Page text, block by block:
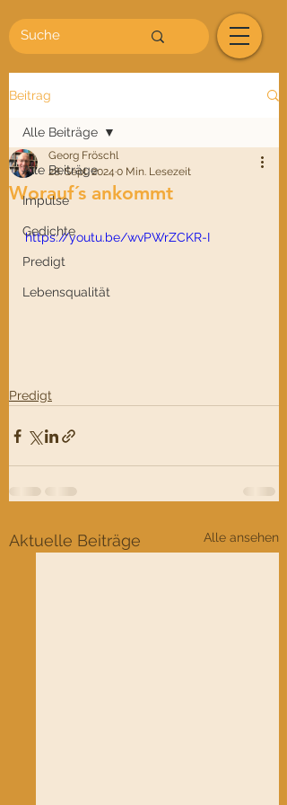
Beitrag
Alle Beiträge
Impulse
Gedichte
Predigt
Lebensqualität
Alle Beiträge
Worauf´s ankommt
Georg Fröschl
28. Sept. 2024 0 Min. Lesezeit
https://youtu.be/wvPWrZCKR-I
Predigt
Aktuelle Beiträge Alle ansehen